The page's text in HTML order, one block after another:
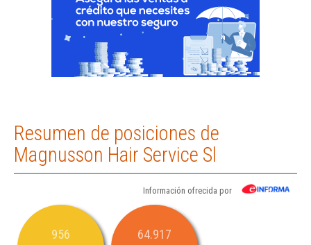
Resumen de posiciones de
Magnusson Hair Service Sl
Información ofrecida por
956 64.917